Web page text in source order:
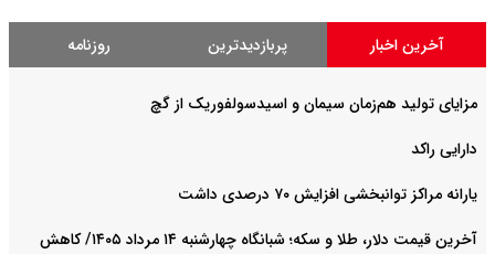
آخرین اخبار پربازدیدترین روزنامه
مزایای تولید هم‌زمان سیمان و اسیدسولفوریک از گچ
دارایی راکد
یارانه مراکز توانبخشی افزایش ۷۰ درصدی داشت
آخرین قیمت دلار، طلا و سکه؛ شبانگاه چهارشنبه ۱۴ مرداد ۱۴۰۵/ کاهش